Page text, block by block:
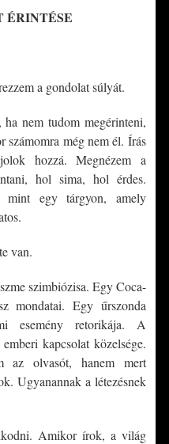
ÉRINTÉSE
a gondolat súlyát.
nem tudom megérinteni,
számomra még nem él. Írás
hozzá. Megnézem a
hol sima, hol érdes.
mint egy tárgyon, amely
van.
szimbiózisa. Egy Coca-
mondatai. Egy űrszonda
esemény retorikája. A
kapcsolat közelsége.
az olvasót, hanem mert
Ugyanannak a létezésnek
Amikor írok, a világ